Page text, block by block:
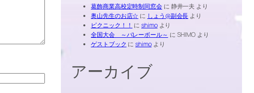
葛飾商業高校定時制同窓会に 静井一夫 より
奥山先生のお店☆ に しょう@副会長 より
ピクニック！！ にshimoより
全国大会 ～バレーボール～ に SHIMO より
ゲストブック にshimoより
アーカイブ